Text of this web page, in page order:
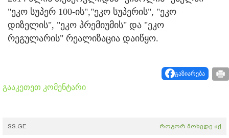
"ეკო სუპერ 100-ის","ეკო სუპერის", "ეკო
დიზელის", "ეკო პრემიუმის" და "ეკო
რეგულარის" რეალიზაცია დაიწყო.
გაზიარება
გააკეთეთ კომენტარი
SS.GE როგორ მოხვდე აქ